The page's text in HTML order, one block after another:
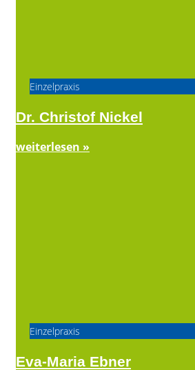
Einzelpraxis
Dr. Christof Nickel
weiterlesen »
Einzelpraxis
Eva-Maria Ebner